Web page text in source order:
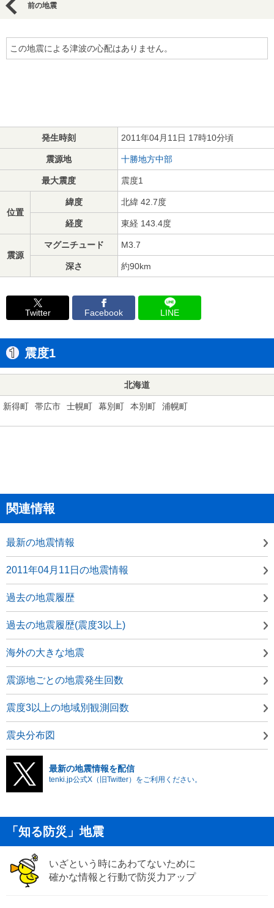
前の地震
この地震による津波の心配はありません。
発生時刻 2011年04月11日 17時10分頃
震源地 十勝地方中部
最大震度 震度1
位置
緯度 北緯 42.7度
経度 東経 143.4度
震源
マグニチュード M3.7
深さ 約90km
Twitter Facebook LINE
震度1
北海道
新得町 帯広市 士幌町 幕別町 本別町 浦幌町
関連情報
最新の地震情報
2011年04月11日の地震情報
過去の地震履歴
過去の地震履歴(震度3以上)
海外の大きな地震
震源地ごとの地震発生回数
震度3以上の地域別観測回数
震央分布図
最新の地震情報を配信
tenki.jp公式X（旧Twitter）をご利用ください。
「知る防災」地震
いざという時にあわてないために
確かな情報と行動で防災力アップ